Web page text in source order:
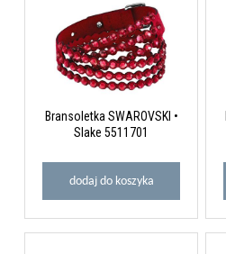
Bransoletka SWAROVSKI •
Slake 5511701
dodaj do koszyka